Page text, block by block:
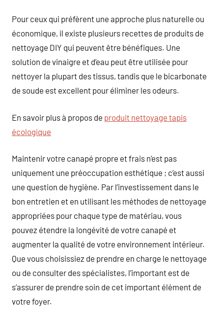
Pour ceux qui préfèrent une approche plus naturelle ou
économique, il existe plusieurs recettes de produits de
nettoyage DIY qui peuvent être bénéfiques. Une
solution de vinaigre et d’eau peut être utilisée pour
nettoyer la plupart des tissus, tandis que le bicarbonate
de soude est excellent pour éliminer les odeurs.
En savoir plus à propos de produit nettoyage tapis
écologique
Maintenir votre canapé propre et frais n’est pas
uniquement une préoccupation esthétique ; c’est aussi
une question de hygiène. Par l’investissement dans le
bon entretien et en utilisant les méthodes de nettoyage
appropriées pour chaque type de matériau, vous
pouvez étendre la longévité de votre canapé et
augmenter la qualité de votre environnement intérieur.
Que vous choisissiez de prendre en charge le nettoyage
ou de consulter des spécialistes, l’important est de
s’assurer de prendre soin de cet important élément de
votre foyer.